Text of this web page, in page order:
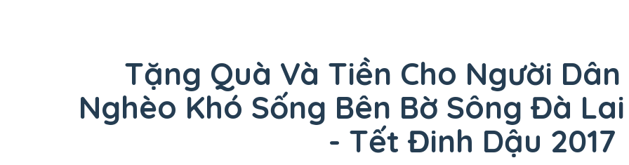
Tặng Quà Và Tiền Cho Người
Nghèo Khó Sống Bên Bờ Sông Đà
- Tết Đinh Dậu 2017